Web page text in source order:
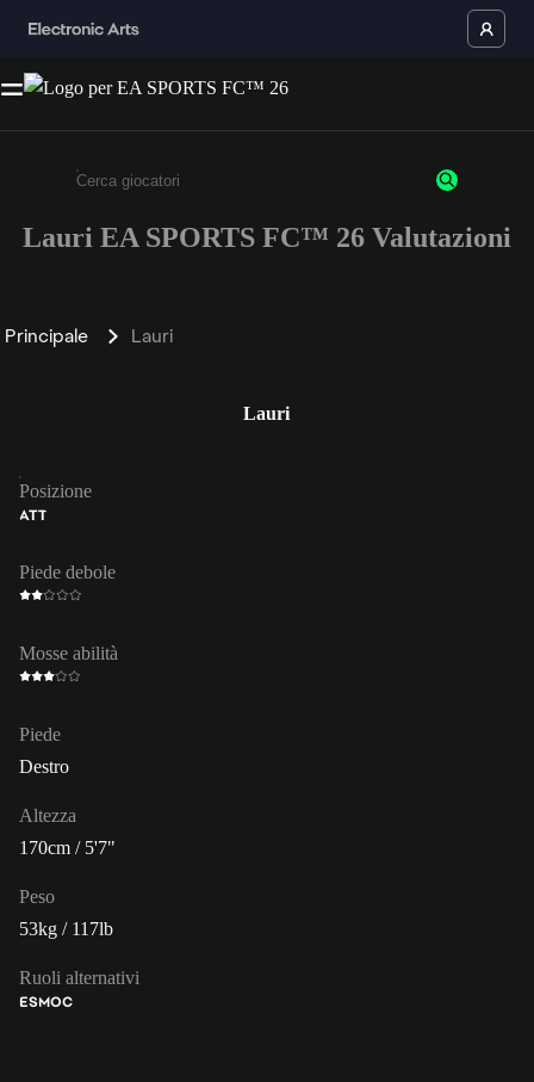
Inserisci un minimo di 3 caratteri o numeri.
Lauri EA SPORTS FC™ 26 Valutazioni
Principale Lauri
Lauri
Posizione
ATT
Piede debole
Mosse abilità
Piede
Destro
Altezza
170cm / 5'7"
Peso
53kg / 117lb
Ruoli alternativi
ESMOC